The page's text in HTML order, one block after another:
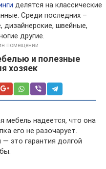
делятся на классические
Среди последних –
дизайнерские, швейные,
другие.
помещений
и полезные
хозяек
мебель надеется, что она
его не разочарует.
— это гарантия долгой